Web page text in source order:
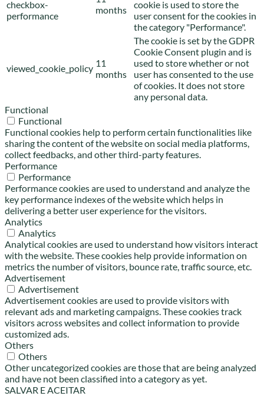
checkbox-
performance
months
cookie is used to store the
user consent for the cookies in
the category "Performance".
viewed_cookie_policy 11
months
The cookie is set by the GDPR
Cookie Consent plugin and is
used to store whether or not
user has consented to the use
of cookies. It does not store
any personal data.
Functional
Functional
Functional cookies help to perform certain functionalities like
sharing the content of the website on social media platforms,
collect feedbacks, and other third-party features.
Performance
Performance
Performance cookies are used to understand and analyze the
key performance indexes of the website which helps in
delivering a better user experience for the visitors.
Analytics
Analytics
Analytical cookies are used to understand how visitors interact
with the website. These cookies help provide information on
metrics the number of visitors, bounce rate, traffic source, etc.
Advertisement
Advertisement
Advertisement cookies are used to provide visitors with
relevant ads and marketing campaigns. These cookies track
visitors across websites and collect information to provide
customized ads.
Others
Others
Other uncategorized cookies are those that are being analyzed
and have not been classified into a category as yet.
SALVAR E ACEITAR